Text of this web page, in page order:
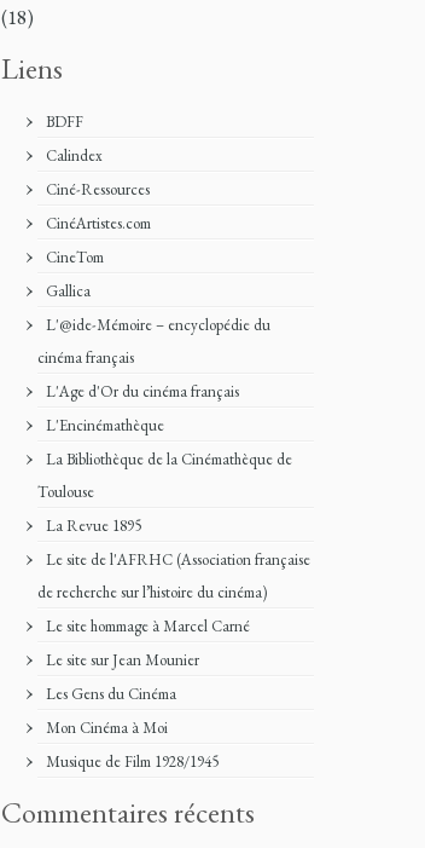
(18)
Liens
BDFF
Calindex
Ciné-Ressources
CinéArtistes.com
CineTom
Gallica
L'@ide-Mémoire – encyclopédie du
cinéma français
L'Age d'Or du cinéma français
L'Encinémathèque
La Bibliothèque de la Cinémathèque de
Toulouse
La Revue 1895
Le site de l'AFRHC (Association française
de recherche sur l’histoire du cinéma)
Le site hommage à Marcel Carné
Le site sur Jean Mounier
Les Gens du Cinéma
Mon Cinéma à Moi
Musique de Film 1928/1945
Commentaires récents